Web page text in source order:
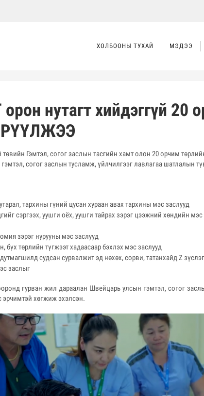
ХОЛБООНЫ ТУХАЙ МЭДЭЭ
нутагт хийдэггүй 20
Гэмтэл, согог заслын тасгийн хамт олон 20 орчим
согог заслын тусламж, үйлчилгээг лавлагаа шатлалын
тархины гүний цусан хураан авах тархины мэс заслууд
сэргээх, уушги оёх, уушги тайрах зэрэг цээжний хөндийн мэс
зэрэг нурууны мэс заслууд
бүх төрлийн түгжээт хадаасаар бэхлэх мэс заслууд
судсан сурвалжит эд нөхөх, сорви, татанхайд Z
заслыг
гурван жил дараалан Швейцарь улсын гэмтэл, согог
эрчимтэй хөгжиж эхэлсэн.